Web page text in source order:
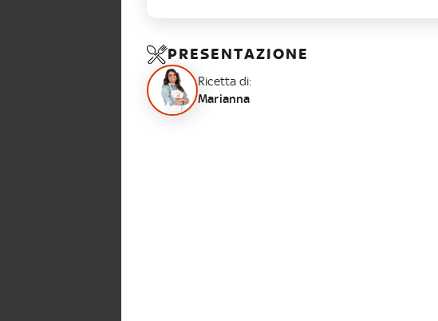
PRESENTAZIONE
Ricetta di:
Marianna